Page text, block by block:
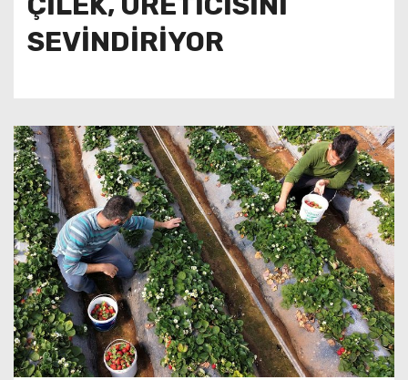
SEVİNDİRİYOR